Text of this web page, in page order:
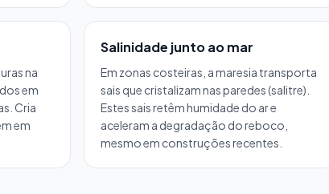
na
em
Cria
em
Salinidade junto ao mar
Em zonas costeiras, a maresia transporta
sais que cristalizam nas paredes (salitre).
Estes sais retêm humidade do ar e
aceleram a degradação do reboco,
mesmo em construções recentes.